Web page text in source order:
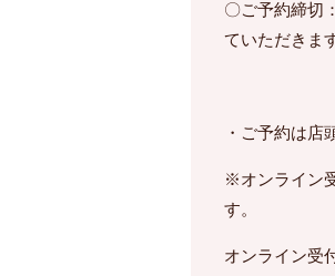
〇ご予約締切：
ていただきま
・ご予約は店
※オンライン
す。
オンライン受